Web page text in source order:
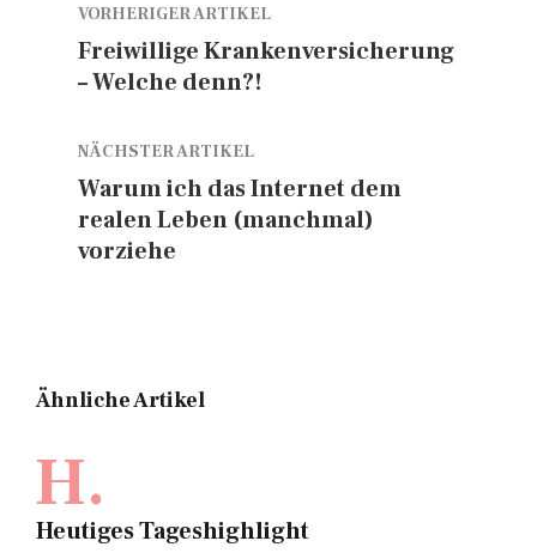
VORHERIGER ARTIKEL
Freiwillige Krankenversicherung
– Welche denn?!
NÄCHSTER ARTIKEL
Warum ich das Internet dem
realen Leben (manchmal)
vorziehe
Ähnliche Artikel
H.
Heutiges Tageshighlight